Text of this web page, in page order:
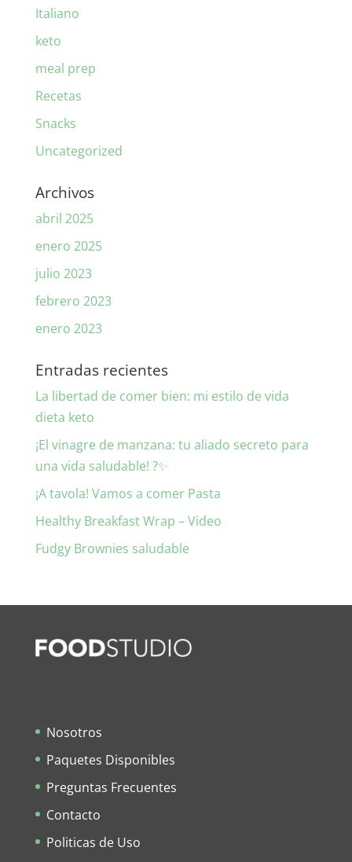
Italiano
keto
meal prep
Recetas
Snacks
Uncategorized
Archivos
abril 2025
enero 2025
julio 2023
febrero 2023
enero 2023
Entradas recientes
La libertad de comer bien: mi estilo de vida
dieta keto
¡El vinagre de manzana: tu aliado secreto para
una vida saludable! ?✨
¡A tavola! Vamos a comer Pasta
Healthy Breakfast Wrap – Video
Fudgy Brownies saludable
Nosotros
Paquetes Disponibles
Preguntas Frecuentes
Contacto
Politicas de Uso